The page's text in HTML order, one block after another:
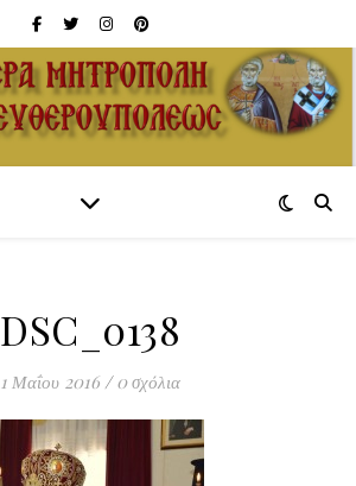
DSC_0138
1 Μαΐου 2016 / 0 σχόλια